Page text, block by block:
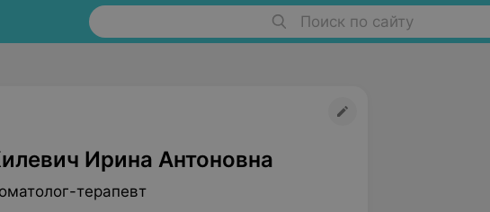
Поиск по сайту
Ирина Антоновна
терапевт